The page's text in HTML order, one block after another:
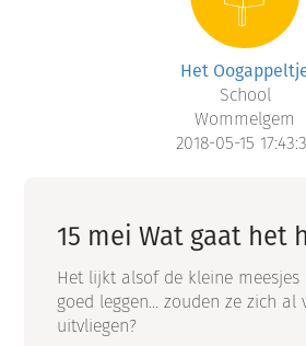
Het
School
Wommelgem
2018-05-15
15 mei Wat gaat het
Het lijkt alsof de kleine meesjes
goed leggen... zouden ze zich
uitvliegen?